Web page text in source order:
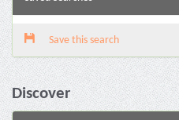
Save this search
Discover